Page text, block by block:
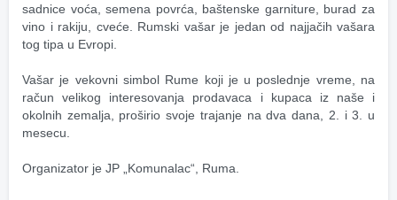
sadnice voća, semena povrća, baštenske garniture, burad za
vino i rakiju, cveće. Rumski vašar je jedan od najjačih vašara
tog tipa u Evropi.
Vašar je vekovni simbol Rume koji je u poslednje vreme, na
račun velikog interesovanja prodavaca i kupaca iz naše i
okolnih zemalja, proširio svoje trajanje na dva dana, 2. i 3. u
mesecu.
Organizator je JP „Komunalac“, Ruma.